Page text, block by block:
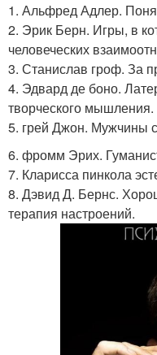
1. Альфред Адлер.
2. Эрик Берн. Игры, в
человеческих
3. Станислав гроф. За
4. Эдвард де боно.
творческого мышления.
5. грей Джон. Мужчины
6. фромм Эрих.
7. Кларисса пинкола
8. Дэвид Д. Бернс.
терапия настроений.